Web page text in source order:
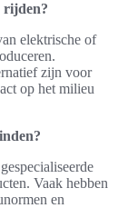
rijden?
elektrische of
zijn voor
op het milieu
Vaak hebben
en